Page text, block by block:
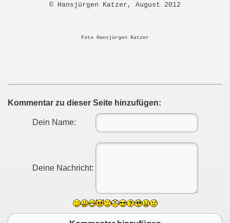
© Hansjürgen Katzer, August 2012
Foto Hansjürgen Katzer
Kommentar zu dieser Seite hinzufügen:
Dein Name:
Deine Nachricht: